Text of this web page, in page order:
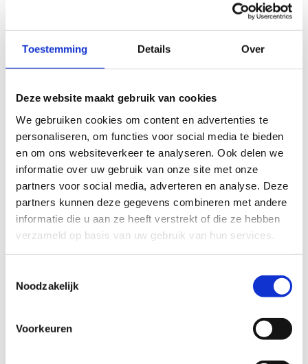
Toestemming Details Over
Deze website maakt gebruik van cookies
We gebruiken cookies om content en advertenties te
personaliseren, om functies voor social media te bieden
en om ons websiteverkeer te analyseren. Ook delen we
informatie over uw gebruik van onze site met onze
partners voor social media, adverteren en analyse. Deze
partners kunnen deze gegevens combineren met andere
informatie die u aan ze heeft verstrekt of die ze hebben
verzameld op basis van uw gebruik van hun services.
Noodzakelijk
Voorkeuren
Geef aan tot welk domein jouw vraag behoort
KIES EEN DOMEIN
Jouw vraag